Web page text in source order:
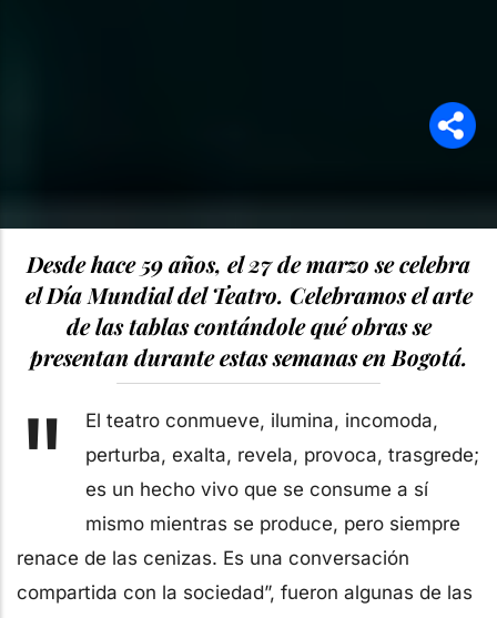
Desde hace 59 años, el 27 de marzo se celebra
el Día Mundial del Teatro. Celebramos el arte
de las tablas contándole qué obras se
presentan durante estas semanas en Bogotá.
"
El teatro conmueve, ilumina, incomoda,
perturba, exalta, revela, provoca, trasgrede;
es un hecho vivo que se consume a sí
mismo mientras se produce, pero siempre
renace de las cenizas. Es una conversación
compartida con la sociedad”, fueron algunas de las